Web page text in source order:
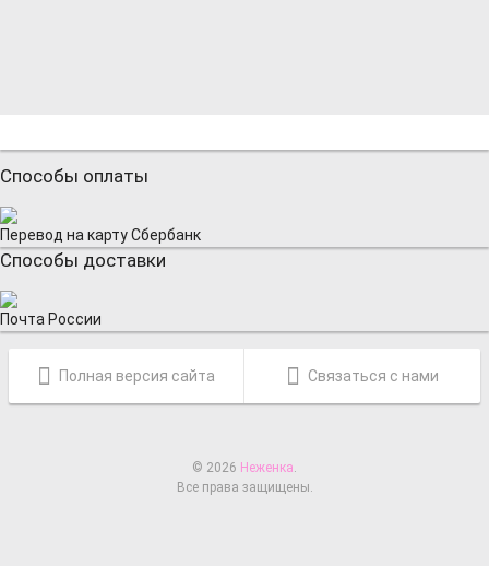
Способы оплаты
Перевод на карту Сбербанк
Способы доставки
Почта России
Полная версия сайта Связаться с нами
© 2026 Неженка.
Все права защищены.